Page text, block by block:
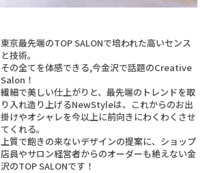
東京最先端のTOP SALONで培われた高いセンス
と技術。
その全てを体感できる,今金沢で話題のCreative
Salon！
繊細で美しい仕上がりと、最先端のトレンドを取
り入れ造り上げるNewStyleは、これからのお出
掛けやオシャレを今以上に前向きにわくわくさせ
てくれる。
上質で飽きの来ないデザインの提案に、ショップ
店員やサロン経営者からのオーダーも絶えない金
沢のTOP SALONです！